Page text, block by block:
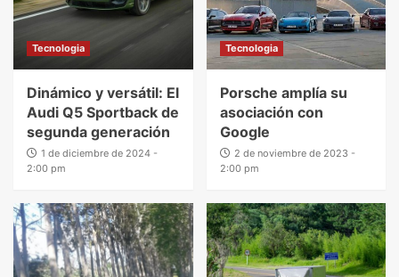
Tecnologia
Dinámico y versátil: El
Audi Q5 Sportback de
segunda generación
1 de diciembre de 2024 -
2:00 pm
Tecnologia
Porsche amplía su
asociación con
Google
2 de noviembre de 2023 -
2:00 pm